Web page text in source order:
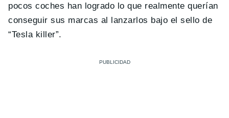
pocos coches han logrado lo que realmente querían
conseguir sus marcas al lanzarlos bajo el sello de
“Tesla killer”.